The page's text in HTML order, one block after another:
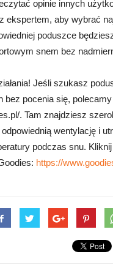
opinie innych
ekspertem, aby wybrać
poduszce
snem bez
Jeśli szukasz
bez pocenia się,
. Tam znajdziesz
wentylację i
podczas snu.
https://